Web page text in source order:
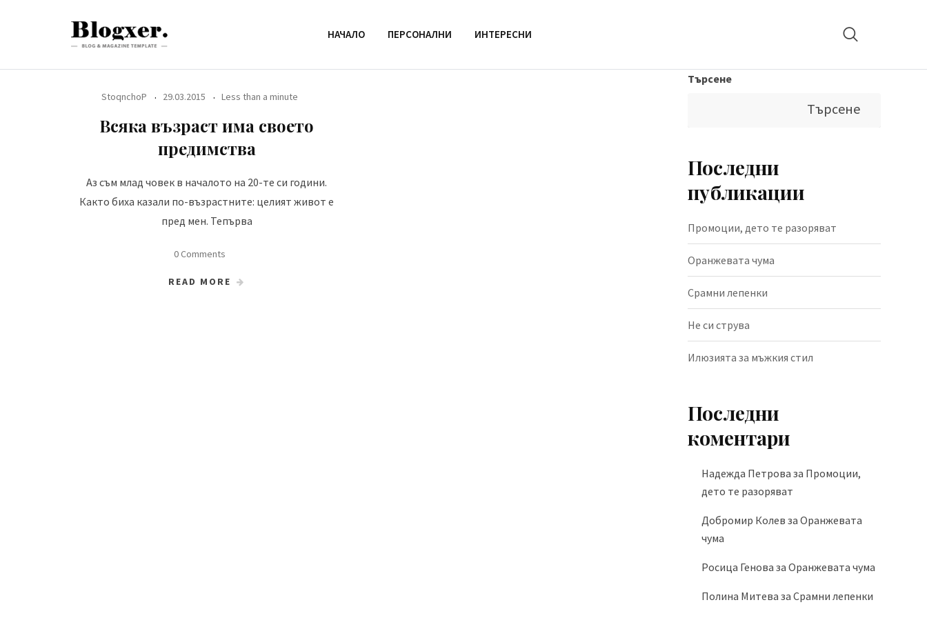
НАЧАЛО ПЕРСОНАЛНИ ИНТЕРЕСНИ
StoqnchoP 29.03.2015 Less than a minute
Всяка възраст има своето
предимства
Аз съм млад човек в началото на 20-те си години.
Както биха казали по-възрастните: целият живот е
пред мен. Тепърва
0 Comments
READ MORE
Търсене
Търсене
Последни
публикации
Промоции, дето те разоряват
Оранжевата чума
Срамни лепенки
Не си струва
Илюзията за мъжкия стил
Последни
коментари
Надежда Петрова за Промоции,
дето те разоряват
Добромир Колев за Оранжевата
чума
Росица Генова за Оранжевата чума
Полина Митева за Срамни лепенки